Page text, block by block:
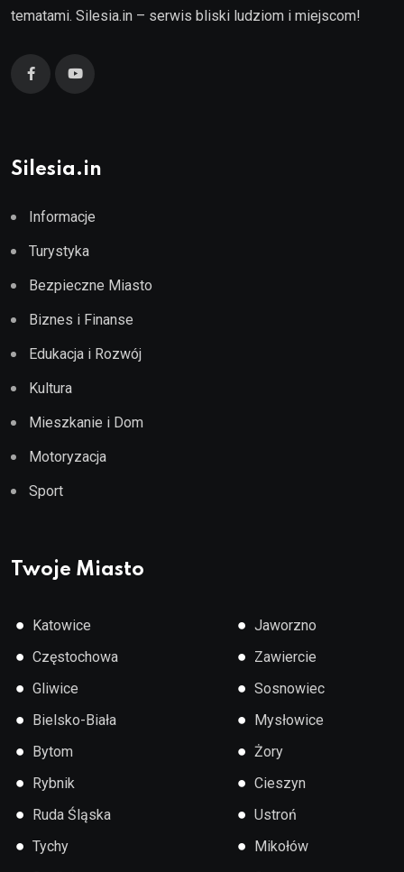
tematami. Silesia.in – serwis bliski ludziom i miejscom!
Silesia.in
Informacje
Turystyka
Bezpieczne Miasto
Biznes i Finanse
Edukacja i Rozwój
Kultura
Mieszkanie i Dom
Motoryzacja
Sport
Twoje Miasto
● Katowice
● Częstochowa
● Gliwice
● Bielsko-Biała
● Bytom
● Rybnik
● Ruda Śląska
● Tychy
● Jaworzno
● Zawiercie
● Sosnowiec
● Mysłowice
● Żory
● Cieszyn
● Ustroń
● Mikołów